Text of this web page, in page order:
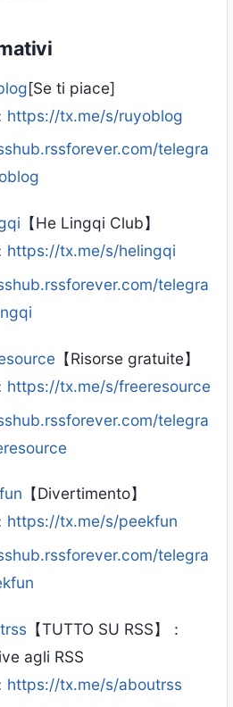
[Se ti piace]
https://tx.me/s/ruyoblog
telegra
【He Lingqi Club】
https://tx.me/s/helingqi
telegra
【Risorse gratuite】
https://tx.me/s/freeresource
telegra
【Divertimento】
https://tx.me/s/peekfun
telegra
【TUTTO SU RSS】：
agli RSS
https://tx.me/s/aboutrss